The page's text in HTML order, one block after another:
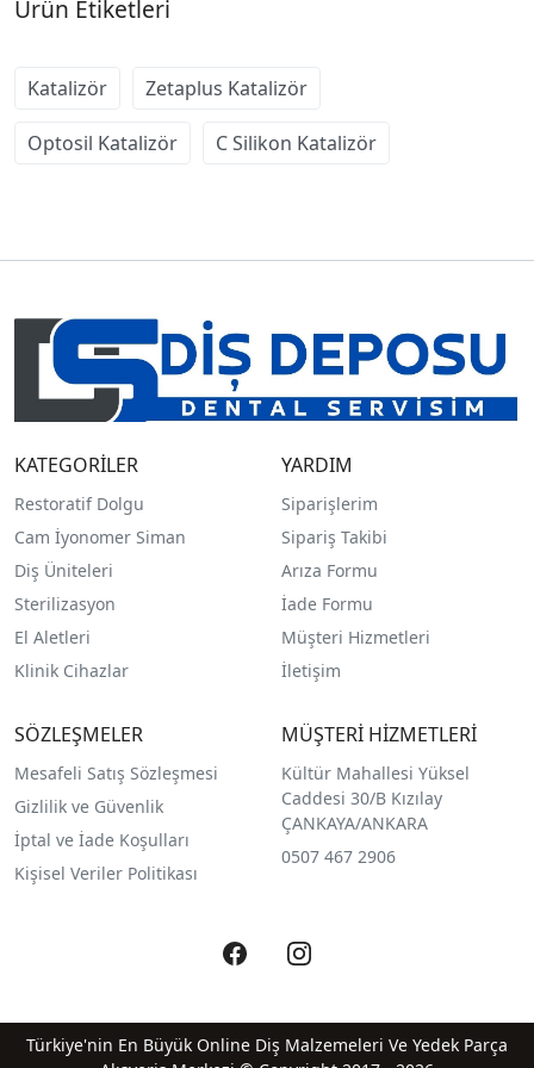
Ürün Etiketleri
Katalizör Zetaplus Katalizör
Optosil Katalizör C Silikon Katalizör
KATEGORİLER
Restoratif Dolgu
Cam İyonomer Siman
Diş Üniteleri
Sterilizasyon
El Aletleri
Klinik Cihazlar
YARDIM
Siparişlerim
Sipariş Takibi
Arıza Formu
İade Formu
Müşteri Hizmetleri
İletişim
SÖZLEŞMELER
Mesafeli Satış Sözleşmesi
Gizlilik ve Güvenlik
İptal ve İade Koşulları
Kişisel Veriler Politikası
MÜŞTERİ HİZMETLERİ
Kültür Mahallesi Yüksel
Caddesi 30/B Kızılay
ÇANKAYA/ANKARA
0507 467 2906
Türkiye'nin En Büyük Online Diş Malzemeleri Ve Yedek Parça